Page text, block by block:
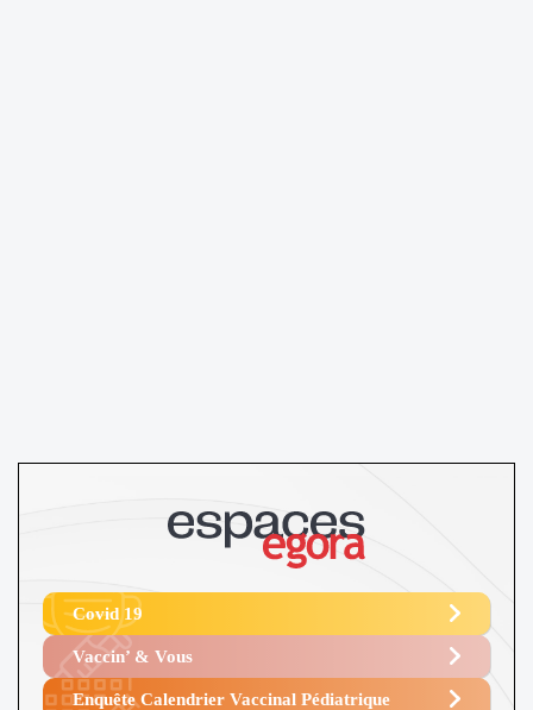
Covid 19
Vaccin’ & Vous
Enquête Calendrier Vaccinal Pédiatrique